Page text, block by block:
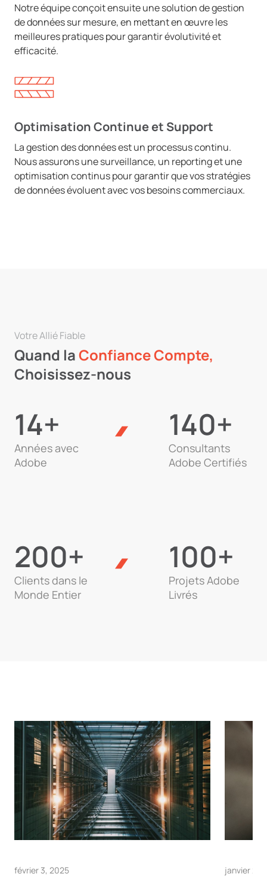
Notre équipe conçoit ensuite une solution de gestion
de données sur mesure, en mettant en œuvre les
meilleures pratiques pour garantir évolutivité et
efficacité.
Optimisation Continue et Support
La gestion des données est un processus continu.
Nous assurons une surveillance, un reporting et une
optimisation continus pour garantir que vos stratégies
de données évoluent avec vos besoins commerciaux.
Votre Allié Fiable
Quand laConfiance Compte,
Choisissez-nous
14+
Années avec
Adobe
140+
Consultants
Adobe Certifiés
200+
Clients dans le
Monde Entier
100+
Projets Adobe
Livrés
février 3, 2025 janvier 23,